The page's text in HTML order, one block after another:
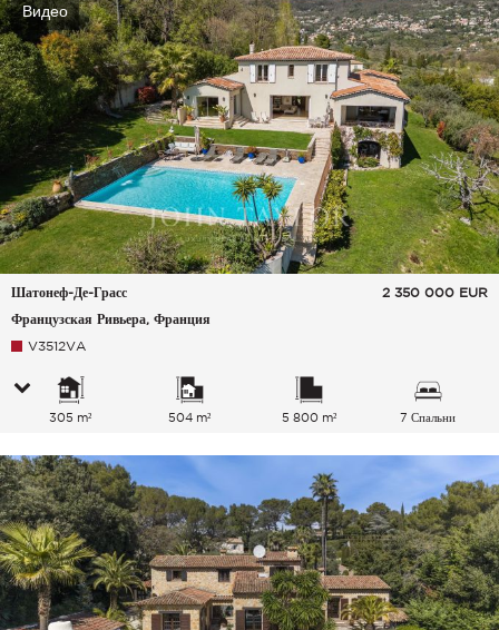
Видео
Шатонеф-Де-Грасс
Французская Ривьера, Франция
2 350 000 EUR
V3512VA
305 m² 504 m² 5 800 m² 7 Спальни